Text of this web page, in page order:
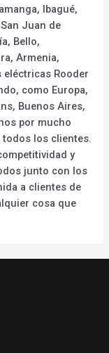
Ibagué,
Juan de
Bello,
Armenia,
eléctricas Rooder
como Europa,
Buenos Aires,
por mucho
los clientes.
y
junto con los
a clientes de
cosa que